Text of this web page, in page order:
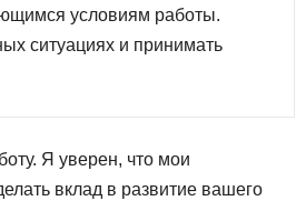
условиям работы.
ситуациях и принимать
Я уверен, что мои
вклад в развитие вашего